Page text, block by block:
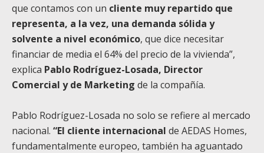
que contamos con un cliente muy repartido que
representa, a la vez, una demanda sólida y
solvente a nivel económico, que dice necesitar
financiar de media el 64% del precio de la vivienda”,
explica Pablo Rodríguez-Losada, Director
Comercial y de Marketing de la compañía.
Pablo Rodríguez-Losada no solo se refiere al mercado
nacional. “El cliente internacional de AEDAS Homes,
fundamentalmente europeo, también ha aguantado